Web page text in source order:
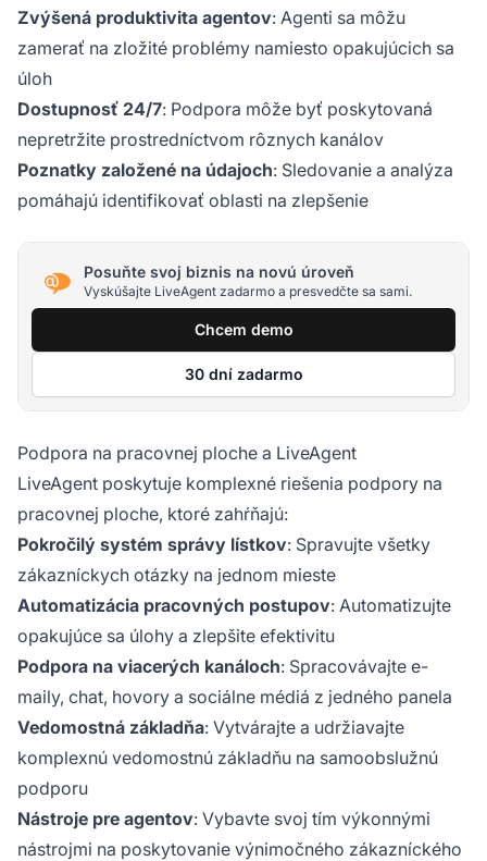
Zvýšená produktivita agentov: Agenti sa môžu
zamerať na zložité problémy namiesto opakujúcich sa
úloh
Dostupnosť 24/7: Podpora môže byť poskytovaná
nepretržite prostredníctvom rôznych kanálov
Poznatky založené na údajoch: Sledovanie a analýza
pomáhajú identifikovať oblasti na zlepšenie
Posuňte svoj biznis na novú úroveň
Vyskúšajte LiveAgent zadarmo a presvedčte sa sami.
Chcem demo
30 dní zadarmo
Podpora na pracovnej ploche a LiveAgent
LiveAgent poskytuje komplexné riešenia podpory na
pracovnej ploche, ktoré zahŕňajú:
Pokročilý systém správy lístkov: Spravujte všetky
zákazníckych otázky na jednom mieste
Automatizácia pracovných postupov: Automatizujte
opakujúce sa úlohy a zlepšite efektivitu
Podpora na viacerých kanáloch: Spracovávajte e-
maily, chat, hovory a sociálne médiá z jedného panela
Vedomostná základňa: Vytvárajte a udržiavajte
komplexnú vedomostnú základňu na samoobslužnú
podporu
Nástroje pre agentov: Vybavte svoj tím výkonnými
nástrojmi na poskytovanie výnimočného zákazníckého